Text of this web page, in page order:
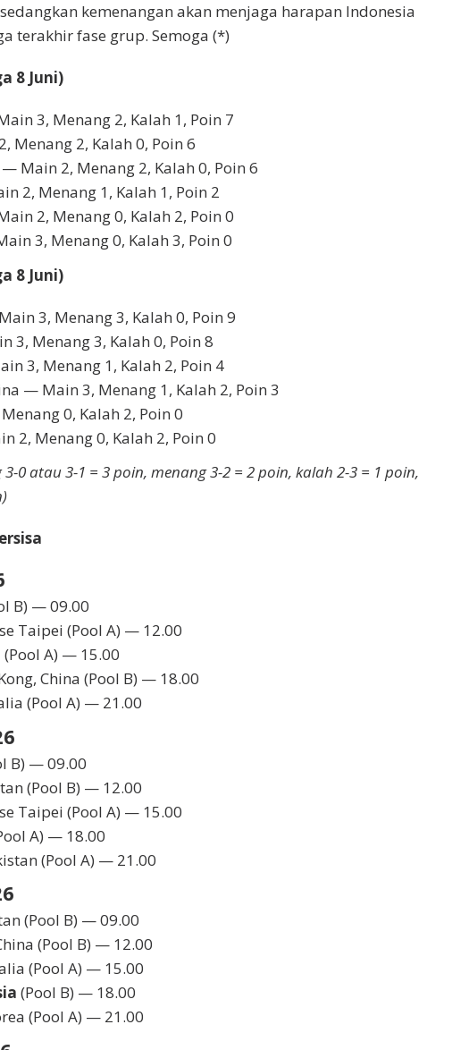
kemenangan akan menjaga harapan Indonesia
terakhir fase grup. Semoga (*)
8 Juni)
3, Menang 2, Kalah 1, Poin 7
Menang 2, Kalah 0, Poin 6
— Main 2, Menang 2, Kalah 0, Poin 6
2, Menang 1, Kalah 1, Poin 2
2, Menang 0, Kalah 2, Poin 0
3, Menang 0, Kalah 3, Poin 0
8 Juni)
3, Menang 3, Kalah 0, Poin 9
3, Menang 3, Kalah 0, Poin 8
3, Menang 1, Kalah 2, Poin 4
— Main 3, Menang 1, Kalah 2, Poin 3
0, Kalah 2, Poin 0
2, Menang 0, Kalah 2, Poin 0
0 atau 3-1 = 3 poin, menang 3-2 = 2 poin, kalah 2-3 = 1 poin,
B) — 09.00
Taipei (Pool A) — 12.00
A) — 15.00
China (Pool B) — 18.00
(Pool A) — 21.00
B) — 09.00
(Pool B) — 12.00
Taipei (Pool A) — 15.00
A) — 18.00
(Pool A) — 21.00
(Pool B) — 09.00
(Pool B) — 12.00
(Pool A) — 15.00
(Pool B) — 18.00
(Pool A) — 21.00